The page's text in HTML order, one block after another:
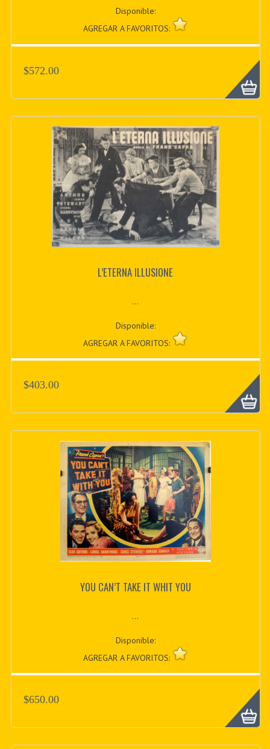
Disponible:
AGREGAR A FAVORITOS:
$572.00
L’ETERNA ILLUSIONE
...
Disponible:
AGREGAR A FAVORITOS:
$403.00
YOU CAN’T TAKE IT WHIT YOU
...
Disponible:
AGREGAR A FAVORITOS:
$650.00